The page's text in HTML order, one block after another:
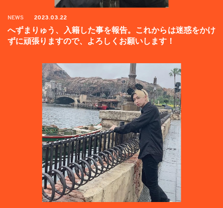
NEWS 2023.03.22
へずまりゅう、入籍した事を報告。これからは迷惑をかけ
ずに頑張りますので、よろしくお願いします！